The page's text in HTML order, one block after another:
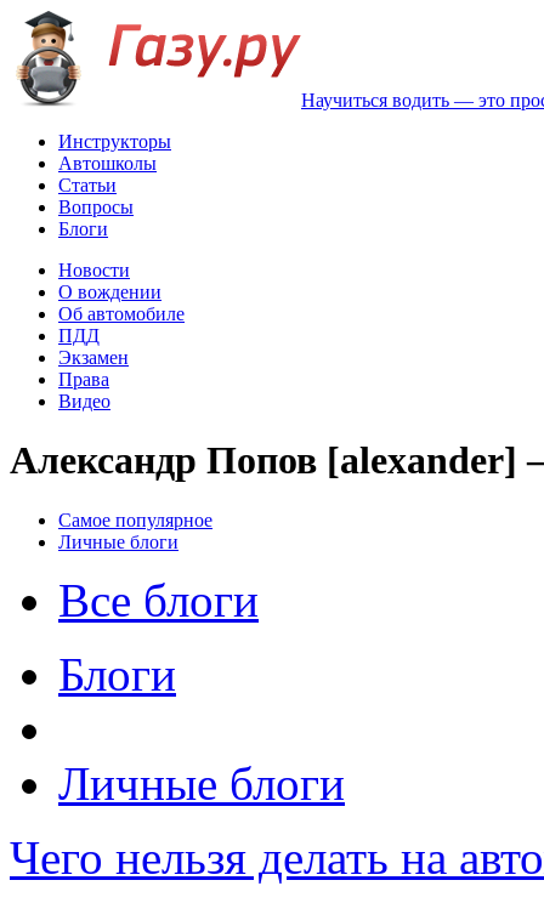
Научиться водить — это
Инструкторы
Автошколы
Статьи
Вопросы
Блоги
Новости
О вождении
Об автомобиле
ПДД
Экзамен
Права
Видео
Александр Попов [alexander]
Самое популярное
Личные блоги
Все блоги
Блоги
Личные блоги
Чего нельзя делать на